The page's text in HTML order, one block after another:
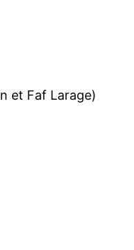
et Faf Larage)